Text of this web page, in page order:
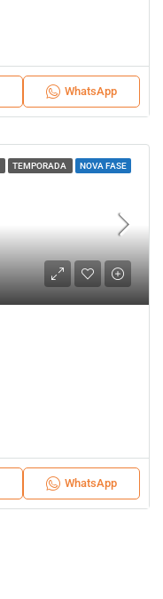
WhatsApp
TEMPORADA NOVA FASE
WhatsApp